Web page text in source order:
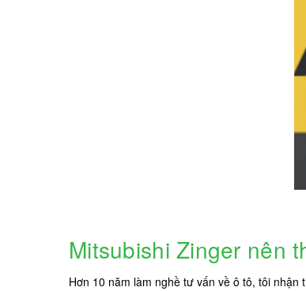
Mitsubishi Zinger nên
Hơn 10 năm làm nghề tư vấn về ô tô, tôi